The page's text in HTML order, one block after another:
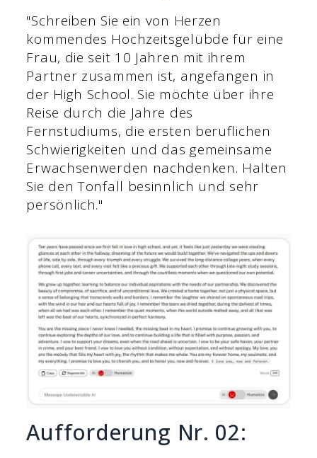
"Schreiben Sie ein von Herzen
kommendes Hochzeitsgelübde für eine
Frau, die seit 10 Jahren mit ihrem
Partner zusammen ist, angefangen in
der High School. Sie möchte über ihre
Reise durch die Jahre des
Fernstudiums, die ersten beruflichen
Schwierigkeiten und das gemeinsame
Erwachsenwerden nachdenken. Halten
Sie den Tonfall besinnlich und sehr
persönlich."
Aufforderung Nr. 02: